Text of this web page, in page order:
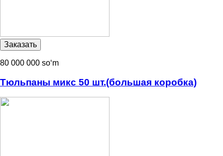
80 000 000 soʻm
Тюльпаны микс 50 шт.(большая коробка)